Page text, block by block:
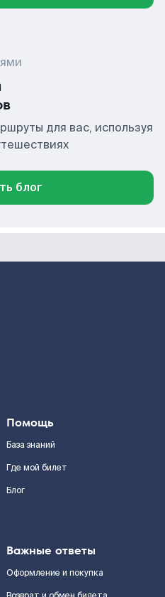
для вас, используя
блог
Помощь
База знаний
Где мой билет
Блог
Важные ответы
Оформление и покупка